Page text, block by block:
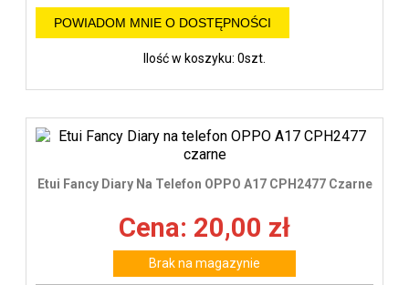
POWIADOM MNIE O DOSTĘPNOŚCI
Ilość w koszyku: 0szt.
Etui Fancy Diary Na Telefon OPPO A17 CPH2477 Czarne
Cena: 20,00 zł
Brak na magazynie